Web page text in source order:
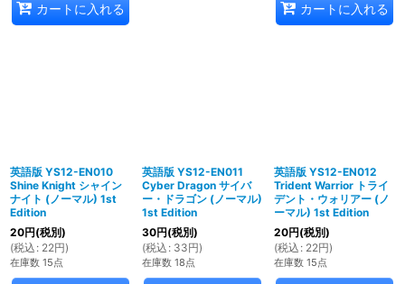
カートに入れる カートに入れる
英語版 YS12-EN010
Shine Knight シャイン
ナイト (ノーマル) 1st
Edition
20円(税別)
(税込 : 22円)
在庫数 15点
英語版 YS12-EN011
Cyber Dragon サイバ
ー・ドラゴン (ノーマル)
1st Edition
30円(税別)
(税込 : 33円)
在庫数 18点
英語版 YS12-EN012
Trident Warrior トライ
デント・ウォリアー (ノ
ーマル) 1st Edition
20円(税別)
(税込 : 22円)
在庫数 15点